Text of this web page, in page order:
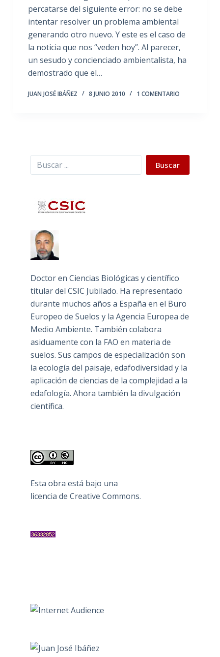
percatarse del siguiente error: no se debe
intentar resolver un problema ambiental
generando otro nuevo. Y este es el caso de
la noticia que nos “veden hoy”. Al parecer,
un sesudo y concienciado ambientalista, ha
demostrado que el…
JUAN JOSÉ IBÁÑEZ 8 JUNIO 2010 1 COMENTARIO
Buscar Buscar
Doctor en Ciencias Biológicas y científico
titular del CSIC Jubilado. Ha representado
durante muchos años a España en el Buro
Europeo de Suelos y la Agencia Europea de
Medio Ambiente. También colabora
asiduamente con la FAO en materia de
suelos. Sus campos de especialización son
la ecología del paisaje, edafodiversidad y la
aplicación de ciencias de la complejidad a la
edafología. Ahora también la divulgación
científica.
Esta obra está bajo una
licencia de Creative Commons.